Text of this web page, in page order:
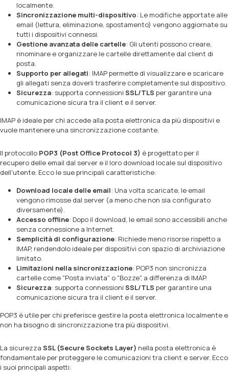
localmente.
Sincronizzazione multi-dispositivo: Le modifiche apportate alle
email (lettura, eliminazione, spostamento) vengono aggiornate su
tutti i dispositivi connessi.
Gestione avanzata delle cartelle: Gli utenti possono creare,
rinominare e organizzare le cartelle direttamente dal client di
posta.
Supporto per allegati: IMAP permette di visualizzare e scaricare
gli allegati senza doverli trasferire completamente sul dispositivo.
Sicurezza: supporta connessioni SSL/TLS per garantire una
comunicazione sicura tra il client e il server.
IMAP è ideale per chi accede alla posta elettronica da più dispositivi e
vuole mantenere una sincronizzazione costante.
Il protocollo POP3 (Post Office Protocol 3) è progettato per il
recupero delle email dal server e il loro download locale sul dispositivo
dell'utente. Ecco le sue principali caratteristiche:
Download locale delle email: Una volta scaricate, le email
vengono rimosse dal server (a meno che non sia configurato
diversamente).
Accesso offline: Dopo il download, le email sono accessibili anche
senza connessione a Internet.
Semplicità di configurazione: Richiede meno risorse rispetto a
IMAP, rendendolo ideale per dispositivi con spazio di archiviazione
limitato.
Limitazioni nella sincronizzazione: POP3 non sincronizza
cartelle come "Posta inviata" o "Bozze", a differenza di IMAP.
Sicurezza: supporta connessioni SSL/TLS per garantire una
comunicazione sicura tra il client e il server.
POP3 è utile per chi preferisce gestire la posta elettronica localmente e
non ha bisogno di sincronizzazione tra più dispositivi.
La sicurezza SSL (Secure Sockets Layer) nella posta elettronica è
fondamentale per proteggere le comunicazioni tra client e server. Ecco
i suoi principali aspetti: